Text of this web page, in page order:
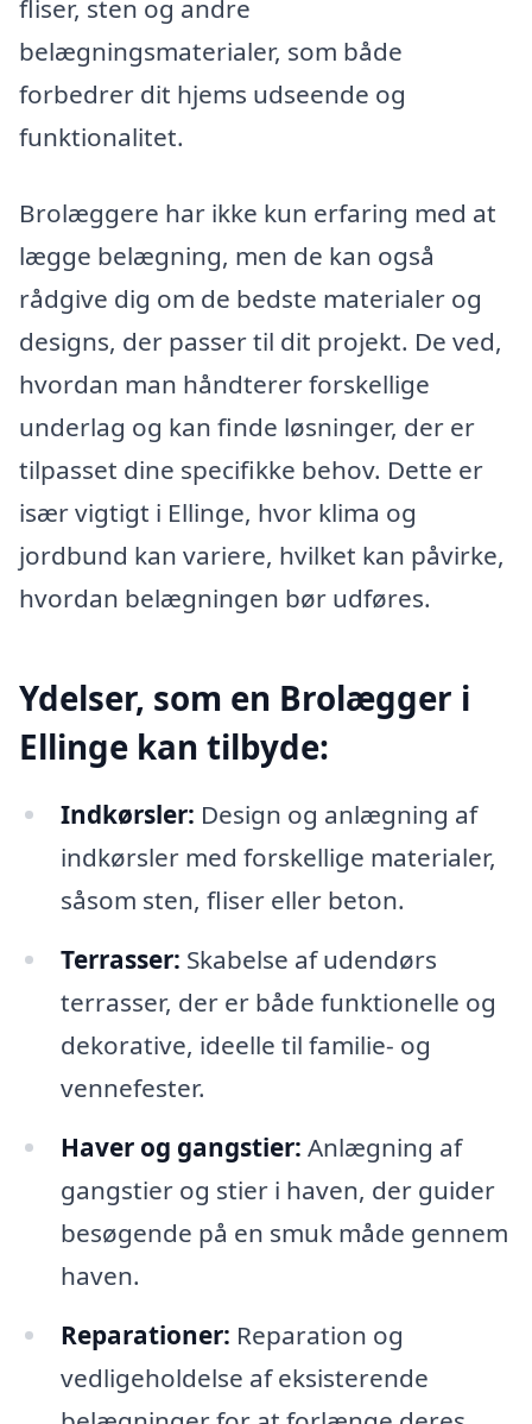
fliser, sten og andre
belægningsmaterialer, som både
forbedrer dit hjems udseende og
funktionalitet.
Brolæggere har ikke kun erfaring med at
lægge belægning, men de kan også
rådgive dig om de bedste materialer og
designs, der passer til dit projekt. De ved,
hvordan man håndterer forskellige
underlag og kan finde løsninger, der er
tilpasset dine specifikke behov. Dette er
især vigtigt i Ellinge, hvor klima og
jordbund kan variere, hvilket kan påvirke,
hvordan belægningen bør udføres.
Ydelser, som en Brolægger i
Ellinge kan tilbyde:
Indkørsler: Design og anlægning af
indkørsler med forskellige materialer,
såsom sten, fliser eller beton.
Terrasser: Skabelse af udendørs
terrasser, der er både funktionelle og
dekorative, ideelle til familie- og
vennefester.
Haver og gangstier: Anlægning af
gangstier og stier i haven, der guider
besøgende på en smuk måde gennem
haven.
Reparationer: Reparation og
vedligeholdelse af eksisterende